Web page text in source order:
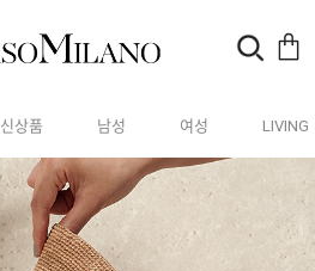
신상품 남성 여성 LIVING